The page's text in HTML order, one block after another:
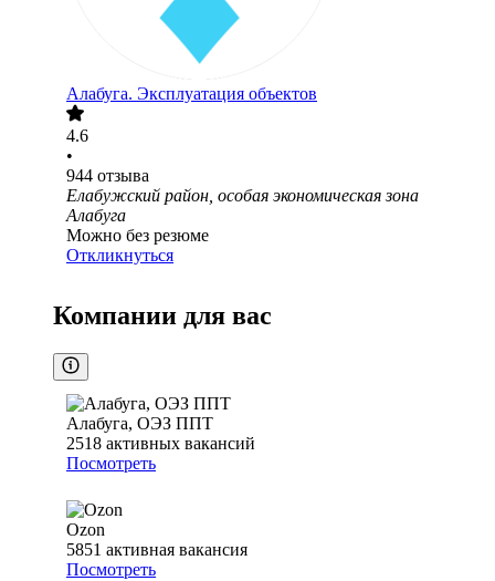
Алабуга. Эксплуатация объектов
4.6
•
944 отзыва
Елабужский район, особая экономическая зона
Алабуга
Можно без резюме
Откликнуться
Компании для вас
Алабуга, ОЭЗ ППТ
2518 активных вакансий
Посмотреть
Ozon
5851 активная вакансия
Посмотреть